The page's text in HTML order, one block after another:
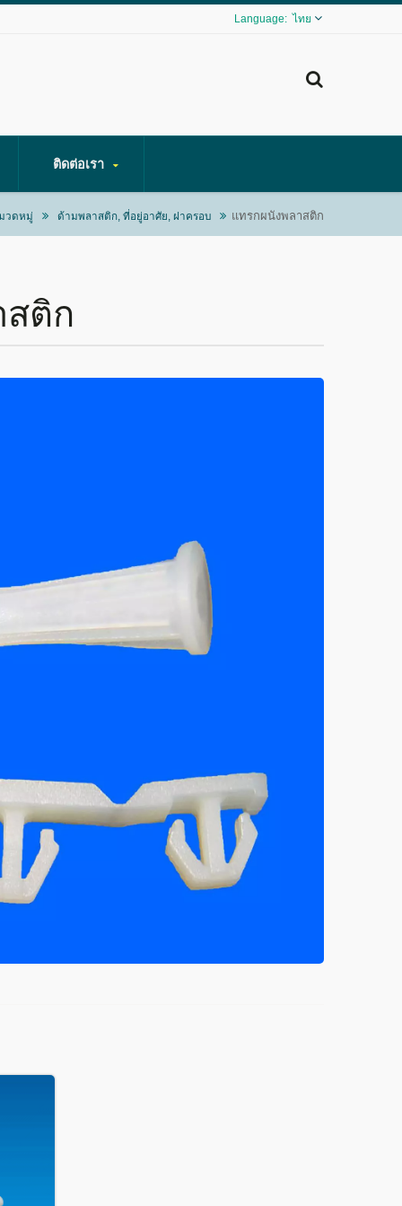
ไทย
ติดต่อเรา
วดหมู่ ด้ามพลาสติก, ที่อยู่อาศัย, ฝาครอบ แทรกผนังพลาสติก
ติก